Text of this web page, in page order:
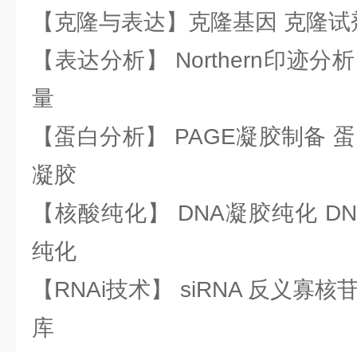
【克隆与表达】克隆基因 克隆
【表达分析】 Northern印迹分
量
【蛋白分析】 PAGE凝胶制备
凝胶
【核酸纯化】 DNA凝胶纯化
纯化
【RNAi技术】 siRNA 反义寡核
库